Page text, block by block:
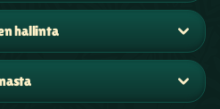
hallinta